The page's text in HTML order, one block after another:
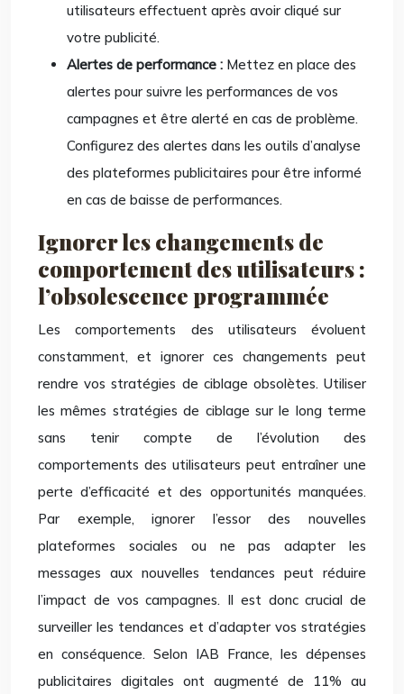
utilisateurs effectuent après avoir cliqué sur
votre publicité.
Alertes de performance : Mettez en place des
alertes pour suivre les performances de vos
campagnes et être alerté en cas de problème.
Configurez des alertes dans les outils d’analyse
des plateformes publicitaires pour être informé
en cas de baisse de performances.
Ignorer les changements de
comportement des utilisateurs :
l’obsolescence programmée
Les comportements des utilisateurs évoluent
constamment, et ignorer ces changements peut
rendre vos stratégies de ciblage obsolètes. Utiliser
les mêmes stratégies de ciblage sur le long terme
sans tenir compte de l’évolution des
comportements des utilisateurs peut entraîner une
perte d’efficacité et des opportunités manquées.
Par exemple, ignorer l’essor des nouvelles
plateformes sociales ou ne pas adapter les
messages aux nouvelles tendances peut réduire
l’impact de vos campagnes. Il est donc crucial de
surveiller les tendances et d’adapter vos stratégies
en conséquence. Selon IAB France, les dépenses
publicitaires digitales ont augmenté de 11% au